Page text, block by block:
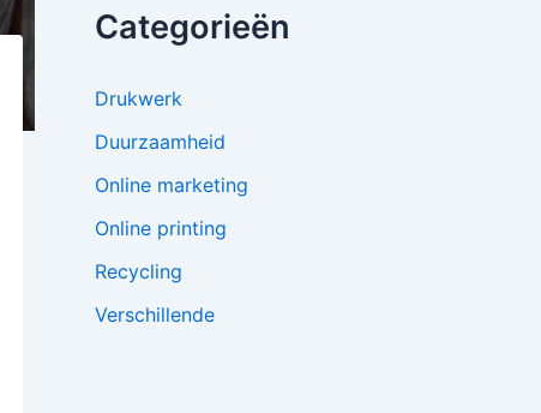
Categorieën
Drukwerk
Duurzaamheid
Online marketing
Online printing
Recycling
Verschillende